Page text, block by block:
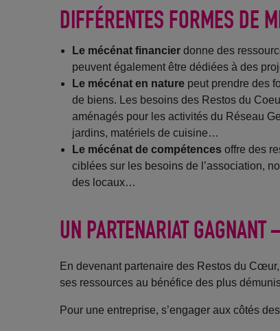
DIFFÉRENTES FORMES DE
Le mécénat financierdonne des
peuvent également être dédiées à des
Le mécénat en naturepeut prendre des
de biens. Les besoins des Restos du
aménagés pour les activités du Réseau
jardins, matériels de cuisine…
Le mécénat de compétencesoffre des
ciblées sur les besoins de l’association,
des locaux…
UN PARTENARIAT GAGNANT
En devenant partenaire des Restos du
ses ressources au bénéfice des plus
Pour une entreprise, s’engager aux côtés